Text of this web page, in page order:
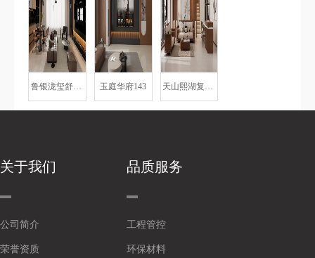
鲁银泷玺舒适性养老房 玉庭华府143 天山熙湖复式-新中式风格
关于我们
公司简介
荣誉资质
品质服务
工程管控
环保材料